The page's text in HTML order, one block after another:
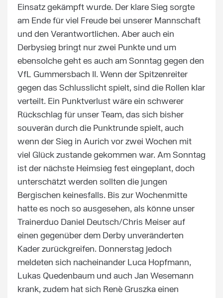
Einsatz gekämpft wurde. Der klare Sieg sorgte
am Ende für viel Freude bei unserer Mannschaft
und den Verantwortlichen. Aber auch ein
Derbysieg bringt nur zwei Punkte und um
ebensolche geht es auch am Sonntag gegen den
VfL Gummersbach II. Wenn der Spitzenreiter
gegen das Schlusslicht spielt, sind die Rollen klar
verteilt. Ein Punktverlust wäre ein schwerer
Rückschlag für unser Team, das sich bisher
souverän durch die Punktrunde spielt, auch
wenn der Sieg in Aurich vor zwei Wochen mit
viel Glück zustande gekommen war. Am Sonntag
ist der nächste Heimsieg fest eingeplant, doch
unterschätzt werden sollten die jungen
Bergischen keinesfalls. Bis zur Wochenmitte
hatte es noch so ausgesehen, als könne unser
Trainerduo Daniel Deutsch/Chris Meiser auf
einen gegenüber dem Derby unveränderten
Kader zurückgreifen. Donnerstag jedoch
meldeten sich nacheinander Luca Hopfmann,
Lukas Quedenbaum und auch Jan Wesemann
krank, zudem hat sich Renè Gruszka einen